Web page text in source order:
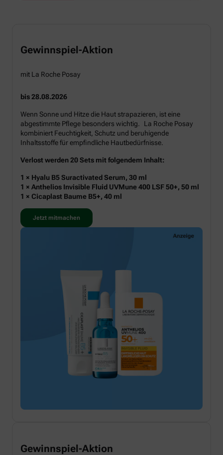
Gewinnspiel-Aktion
mit La Roche Posay
bis 28.08.2026
Wenn Sonne und Hitze die Haut strapazieren, ist eine
abgestimmte Pflege besonders wichtig. La Roche Posay
kombiniert Feuchtigkeit, Schutz und beruhigende
Inhaltsstoffe für empfindliche Hautbedürfnisse.
Verlost werden 20 Sets mit folgendem Inhalt:
1 × Hyalu B5 Suractivated Serum, 30 ml
1 × Anthelios Invisible Fluid UVMune 400 LSF 50+, 50 ml
1 × Cicaplast Baume B5+, 40 ml
Jetzt mitmachen
Gewinnspiel-Aktion